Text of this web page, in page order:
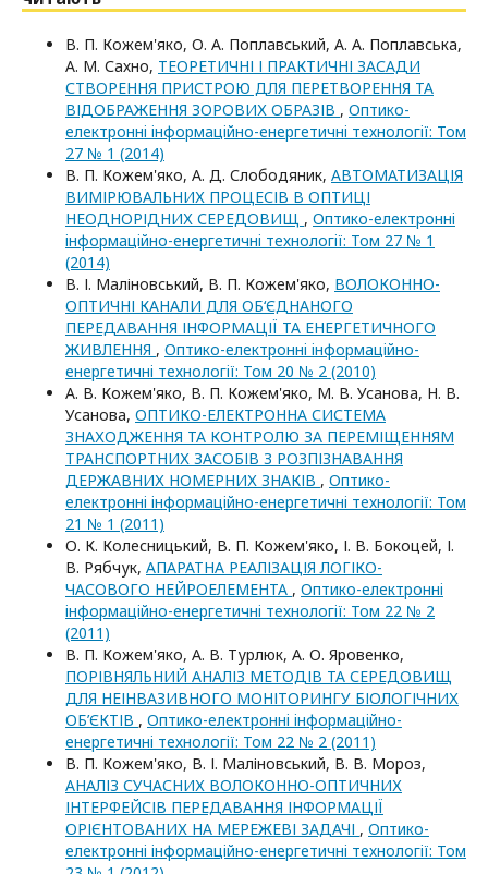
В. П. Кожем'яко, О. А. Поплавський, А. А. Поплавська,
А. М. Сахно, ТЕОРЕТИЧНІ І ПРАКТИЧНІ ЗАСАДИ
СТВОРЕННЯ ПРИСТРОЮ ДЛЯ ПЕРЕТВОРЕННЯ ТА
ВІДОБРАЖЕННЯ ЗОРОВИХ ОБРАЗІВ , Оптико-
електроннi iнформацiйно-енергетичнi технологiї: Том
27 № 1 (2014)
В. П. Кожем'яко, А. Д. Слободяник, АВТОМАТИЗАЦІЯ
ВИМІРЮВАЛЬНИХ ПРОЦЕСІВ В ОПТИЦІ
НЕОДНОРІДНИХ СЕРЕДОВИЩ , Оптико-електроннi
iнформацiйно-енергетичнi технологiї: Том 27 № 1
(2014)
В. І. Маліновський, В. П. Кожем'яко, ВОЛОКОННО-
ОПТИЧНІ КАНАЛИ ДЛЯ ОБ‘ЄДНАНОГО
ПЕРЕДАВАННЯ ІНФОРМАЦІЇ ТА ЕНЕРГЕТИЧНОГО
ЖИВЛЕННЯ , Оптико-електроннi iнформацiйно-
енергетичнi технологiї: Том 20 № 2 (2010)
А. В. Кожем'яко, В. П. Кожем'яко, М. В. Усанова, Н. В.
Усанова, ОПТИКО-ЕЛЕКТРОННА СИСТЕМА
ЗНАХОДЖЕННЯ ТА КОНТРОЛЮ ЗА ПЕРЕМІЩЕННЯМ
ТРАНСПОРТНИХ ЗАСОБІВ З РОЗПІЗНАВАННЯ
ДЕРЖАВНИХ НОМЕРНИХ ЗНАКІВ , Оптико-
електроннi iнформацiйно-енергетичнi технологiї: Том
21 № 1 (2011)
О. К. Колесницький, В. П. Кожем'яко, І. В. Бокоцей, І.
В. Рябчук, АПАРАТНА РЕАЛІЗАЦІЯ ЛОГІКО-
ЧАСОВОГО НЕЙРОЕЛЕМЕНТА , Оптико-електроннi
iнформацiйно-енергетичнi технологiї: Том 22 № 2
(2011)
В. П. Кожем'яко, А. В. Турлюк, А. О. Яровенко,
ПОРІВНЯЛЬНИЙ АНАЛІЗ МЕТОДІВ ТА СЕРЕДОВИЩ
ДЛЯ НЕІНВАЗИВНОГО МОНІТОРИНГУ БІОЛОГІЧНИХ
ОБ’ЄКТІВ , Оптико-електроннi iнформацiйно-
енергетичнi технологiї: Том 22 № 2 (2011)
В. П. Кожем'яко, В. І. Маліновський, В. В. Мороз,
АНАЛІЗ СУЧАСНИХ ВОЛОКОННО-ОПТИЧНИХ
ІНТЕРФЕЙСІВ ПЕРЕДАВАННЯ ІНФОРМАЦІЇ
ОРІЄНТОВАНИХ НА МЕРЕЖЕВІ ЗАДАЧІ , Оптико-
електроннi iнформацiйно-енергетичнi технологiї: Том